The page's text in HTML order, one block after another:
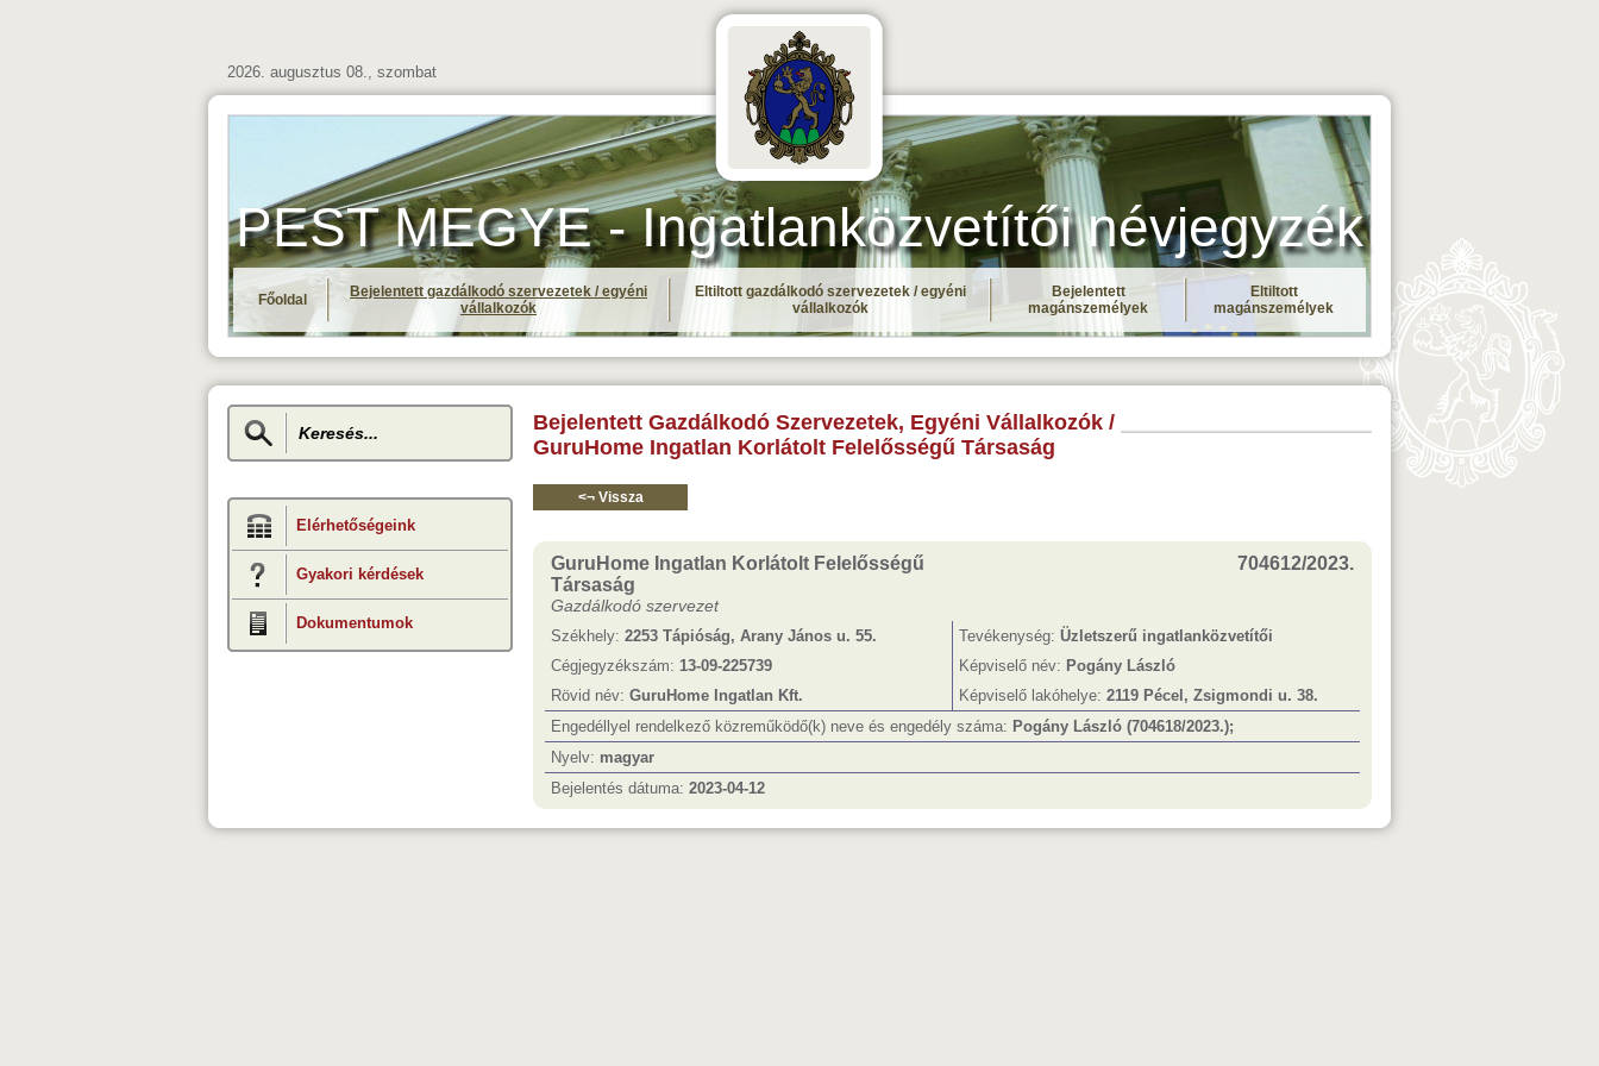
2026. augusztus 08., szombat
PEST MEGYE - Ingatlanközvetítői névjegyzék
Főoldal
Bejelentett gazdálkodó szervezetek / egyéni
vállalkozók
Eltiltott gazdálkodó szervezetek / egyéni
vállalkozók
Bejelentett
magánszemélyek
Eltiltott
magánszemélyek
Elérhetőségeink
Gyakori kérdések
Dokumentumok
Bejelentett Gazdálkodó Szervezetek, Egyéni Vállalkozók /
GuruHome Ingatlan Korlátolt Felelősségű Társaság
<¬ Vissza
GuruHome Ingatlan Korlátolt Felelősségű
Társaság
Gazdálkodó szervezet
704612/2023.
Székhely: 2253 Tápióság, Arany János u. 55. Tevékenység: Üzletszerű ingatlanközvetítői
Cégjegyzékszám: 13-09-225739 Képviselő név: Pogány László
Rövid név: GuruHome Ingatlan Kft. Képviselő lakóhelye: 2119 Pécel, Zsigmondi u. 38.
Engedéllyel rendelkező közreműködő(k) neve és engedély száma: Pogány László (704618/2023.);
Nyelv: magyar
Bejelentés dátuma: 2023-04-12